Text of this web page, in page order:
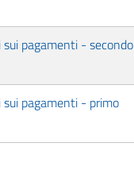
pagamenti - secondo
pagamenti - primo